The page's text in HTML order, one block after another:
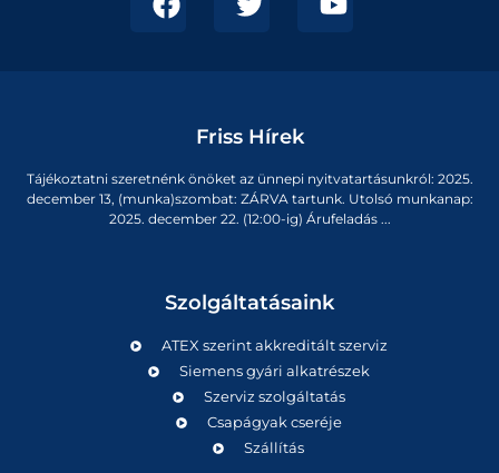
Friss Hírek
Tájékoztatni szeretnénk önöket az ünnepi nyitvatartásunkról: 2025.
december 13, (munka)szombat: ZÁRVA tartunk. Utolsó munkanap:
2025. december 22. (12:00-ig) Árufeladás ...
Szolgáltatásaink
ATEX szerint akkreditált szerviz
Siemens gyári alkatrészek
Szerviz szolgáltatás
Csapágyak cseréje
Szállítás